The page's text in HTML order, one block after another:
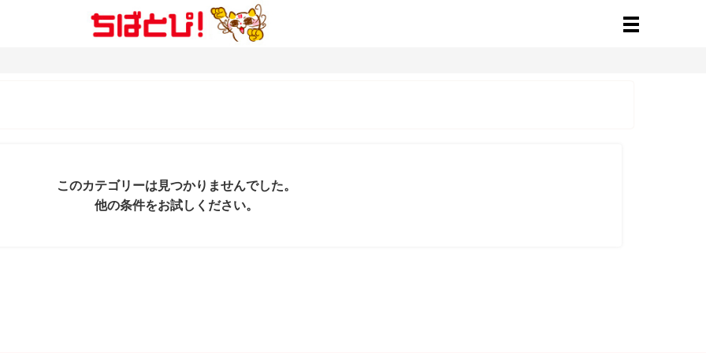
このカテゴリーは見つかりませんでした。
他の条件をお試しください。